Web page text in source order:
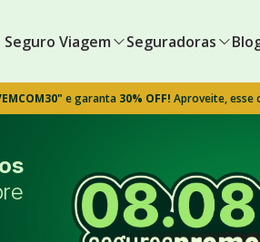
Seguro Viagem Seguradoras
e garanta 30% OFF! Aproveite, esse